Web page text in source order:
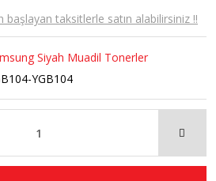
taksitlerle satın alabilirsiniz !!
Siyah Muadil Tonerler
YGB104